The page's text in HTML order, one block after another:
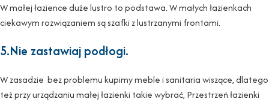
W małej łazience duże lustro to podstawa. W małych łazienkach
ciekawym rozwiązaniem są szafki z lustrzanymi frontami.
5.Nie zastawiaj podłogi.
W zasadzie bez problemu kupimy meble i sanitaria wiszące, dlatego
też przy urządzaniu małej łazienki takie wybrać, Przestrzeń łazienki